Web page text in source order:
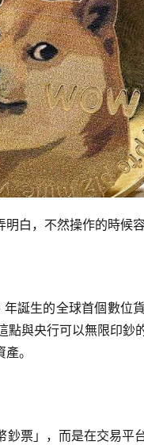
白，不然操作的時候容
誕生的全球首個數位
與央行可以無限印
。
票」，而是在交易平